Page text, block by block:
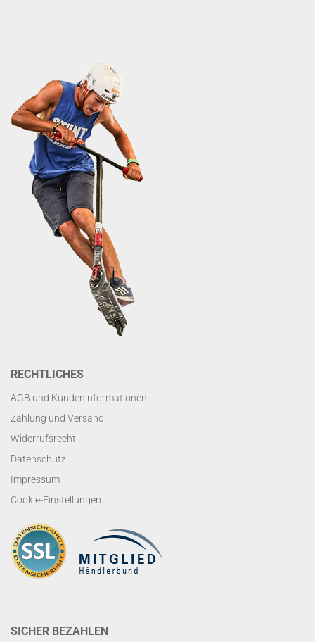
RECHTLICHES
AGB und Kundeninformationen
Zahlung und Versand
Widerrufsrecht
Datenschutz
Impressum
Cookie-Einstellungen
SICHER BEZAHLEN